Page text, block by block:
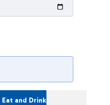
and Drink